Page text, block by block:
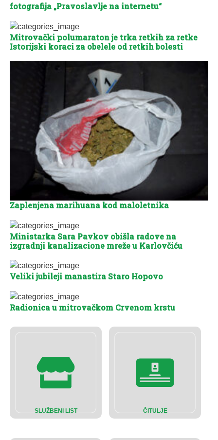
SLUŽBENI LIST ČITULJE
fotografija „Pravoslavlje na internetu“
Mitrovački polumaraton je trka retkih za retke
Istorijski koraci za obelele od retkih bolesti
Zaplenjena marihuana kod maloletnika
Ministarka Sara Pavkov obišla radove na
izgradnji kanalizacione mreže u Karlovčiću
Veliki jubileji manastira Staro Hopovo
Radionica u mitrovačkom Crvenom krstu